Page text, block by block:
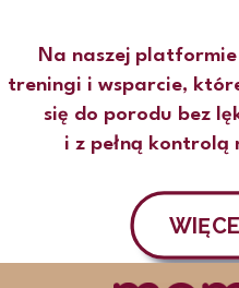
Na naszej platformie
treningi i wsparcie,
się do porodu bez
i z pełną kontrolą